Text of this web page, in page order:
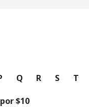
Q R S T
⁦$10⁩